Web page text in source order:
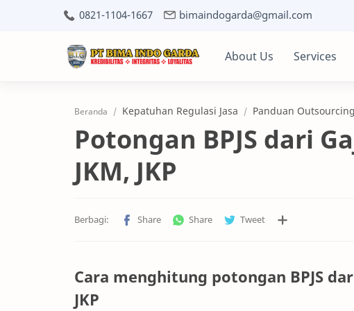
0821-1104-1667 bimaindogarda@gmail.com
About Us Services
Beranda Kepatuhan Regulasi Jasa Panduan
Potongan BPJS dari
JKM, JKP
Cara menghitung potongan BPJS
JKP